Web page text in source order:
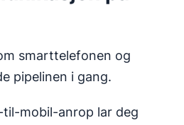
smarttelefonen og
pipelinen i gang.
mobil-anrop lar deg